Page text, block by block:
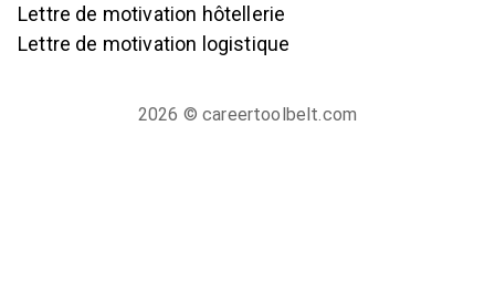
Lettre de motivation hôtellerie
Lettre de motivation logistique
2026 © careertoolbelt.com